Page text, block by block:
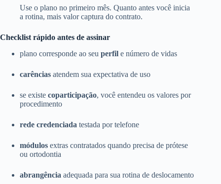
Use o plano no primeiro mês. Quanto antes você inicia
a rotina, mais valor captura do contrato.
Checklist rápido antes de assinar
plano corresponde ao seu perfil e número de vidas
carências atendem sua expectativa de uso
se existe coparticipação, você entendeu os valores por
procedimento
rede credenciada testada por telefone
módulos extras contratados quando precisa de prótese
ou ortodontia
abrangência adequada para sua rotina de deslocamento